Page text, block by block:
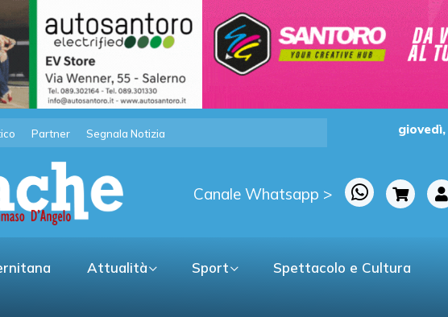
Partner Segnala Notizia
Canale Whatsapp >
Attualità Sport Spettacolo e Cultura